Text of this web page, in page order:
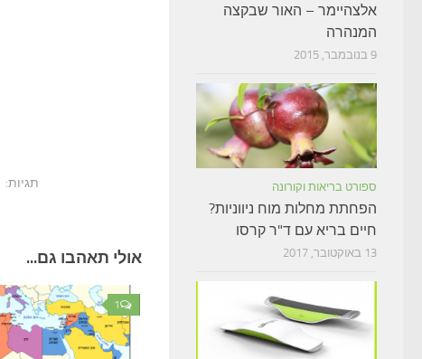
תגיות:
אולי תאהבו גם...
1
אלצהיימר – האור שבקצה
המנהרה
9 בנובמבר, 2015
ספורט בריאות וקורונה
הפחתת מחלות מוח ניווניות?
חיים בריא עם ד"ר קרסו
13 באוקטובר, 2017